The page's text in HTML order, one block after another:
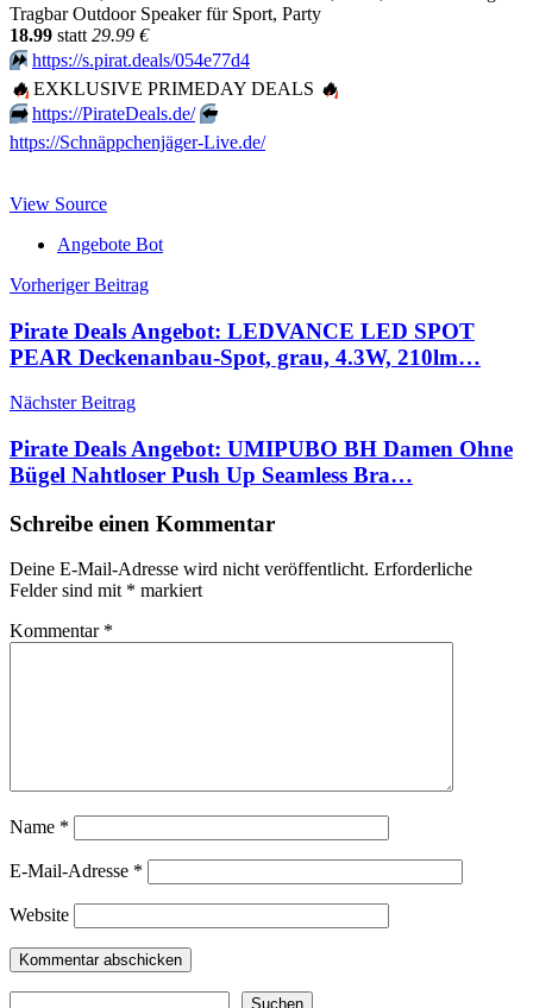
Tragbar Outdoor Speaker für Sport, Party
18.99 statt 29.99 €
⏩️ https://s.pirat.deals/054e77d4
🔥 EXKLUSIVE PRIMEDAY DEALS 🔥
➡️ https://PirateDeals.de/ ⬅️
https://Schnäppchenjäger-Live.de/
View Source
Angebote Bot
Beitragsnavigation
Vorheriger Beitrag
Pirate Deals Angebot: LEDVANCE LED SPOT
PEAR Deckenanbau-Spot, grau, 4.3W, 210lm…
Nächster Beitrag
Pirate Deals Angebot: UMIPUBO BH Damen Ohne
Bügel Nahtloser Push Up Seamless Bra…
Schreibe einen Kommentar
Deine E-Mail-Adresse wird nicht veröffentlicht. Erforderliche
Felder sind mit * markiert
Kommentar *
Name *
E-Mail-Adresse *
Website
Suchen